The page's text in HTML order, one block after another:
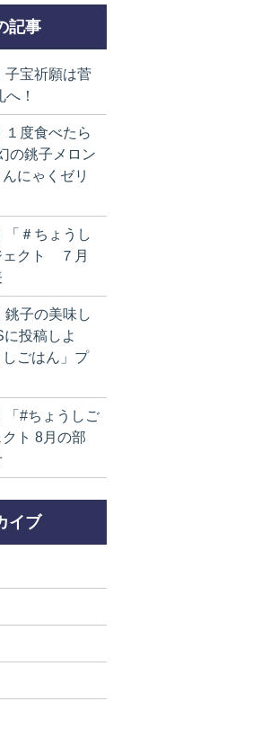
記事
子宝祈願は菅
！
１度食べたら
の銚子メロン
にゃくゼリ
「＃ちょうし
ェクト ７月
銚子の美味し
投稿しよ
ごはん」プ
「#ちょうしご
ト 8月の部
イブ